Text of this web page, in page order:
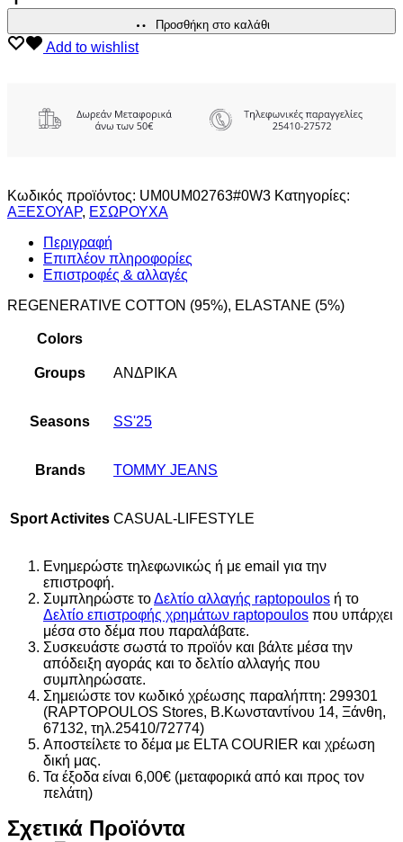
Προσθήκη στο καλάθι
Add to wishlist
Κωδικός προϊόντος: UM0UM02763#0W3 Κατηγορίες:
ΑΞΕΣΟΥΑΡ, ΕΣΩΡΟΥΧΑ
Περιγραφή
Επιπλέον πληροφορίες
Επιστροφές & αλλαγές
REGENERATIVE COTTON (95%), ELASTANE (5%)
Colors
Groups ΑΝΔΡΙΚΑ
Seasons SS'25
Brands TOMMY JEANS
Sport Activites CASUAL-LIFESTYLE
Ενημερώστε τηλεφωνικώς ή με email για την
επιστροφή.
Συμπληρώστε τοΔελτίο αλλαγής raptopoulos ή το
Δελτίο επιστροφής χρημάτων raptopoulos που υπάρχει
μέσα στο δέμα που παραλάβατε.
Συσκευάστε σωστά το προϊόν και βάλτε μέσα την
απόδειξη αγοράς και το δελτίο αλλαγής που
συμπληρώσατε.
Σημειώστε τον κωδικό χρέωσης παραλήπτη: 299301
(RAPTOPOULOS Stores, Β.Κωνσταντίνου 14, Ξάνθη,
67132, τηλ.25410/72774)
Αποστείλετε το δέμα με ELTA COURIER και χρέωση
δική μας.
Τα έξοδα είναι 6,00€ (μεταφορικά από και προς τον
πελάτη)
Σχετικά Προϊόντα